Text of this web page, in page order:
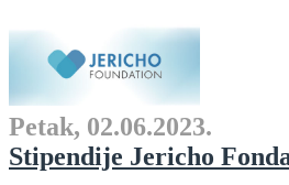
Petak, 02.06.2023.
Stipendije Jericho